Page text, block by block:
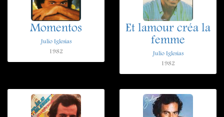
Momentos
Julio Iglesias
1982
Et lamour créa la
femme
Julio Iglesias
1982